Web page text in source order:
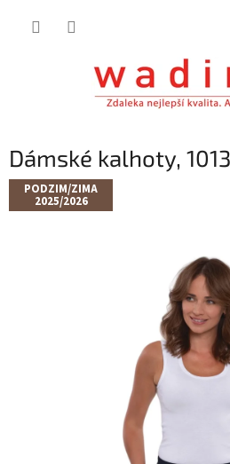
Dámské kalhoty,
PODZIM/ZIMA
2025/2026